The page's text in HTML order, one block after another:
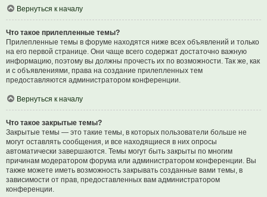
Вернуться к началу
Что такое прилепленные темы?
Прилепленные темы в форуме находятся ниже всех объявлений и только
на его первой странице. Они чаще всего содержат достаточно важную
информацию, поэтому вы должны прочесть их по возможности. Так же, как
и с объявлениями, права на создание прилепленных тем
предоставляются администратором конференции.
Вернуться к началу
Что такое закрытые темы?
Закрытые темы — это такие темы, в которых пользователи больше не
могут оставлять сообщения, и все находящиеся в них опросы
автоматически завершаются. Темы могут быть закрыты по многим
причинам модератором форума или администратором конференции. Вы
также можете иметь возможность закрывать созданные вами темы, в
зависимости от прав, предоставленных вам администратором
конференции.